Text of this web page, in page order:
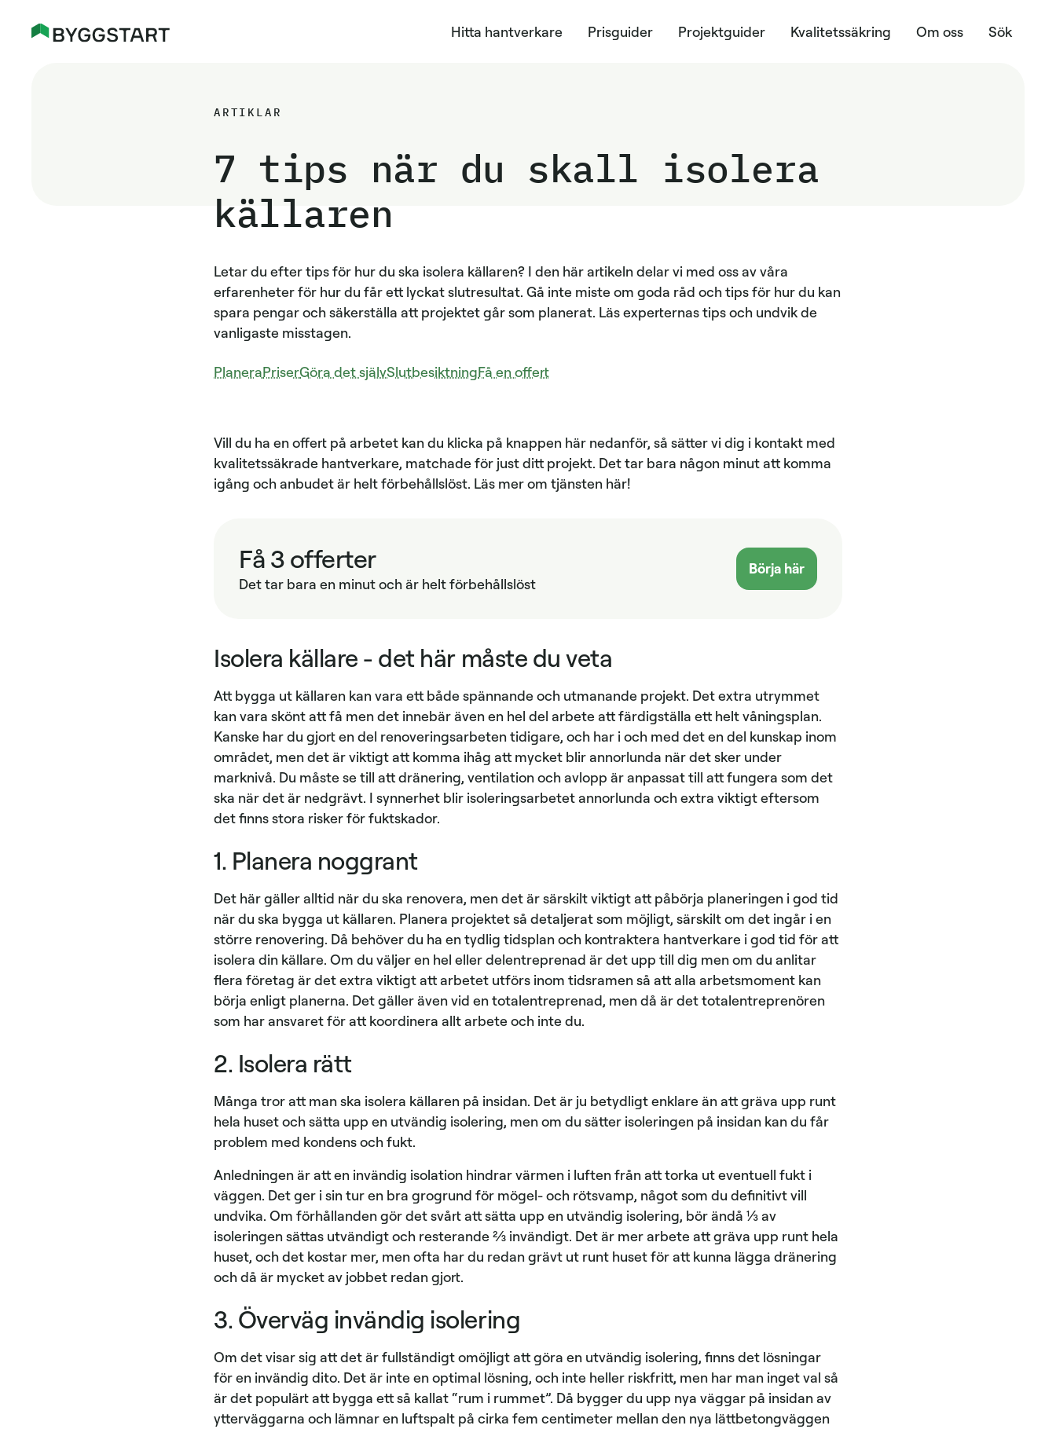
Hitta hantverkare Prisguider Projektguider Kvalitetssäkring Om oss Sök
ARTIKLAR
7 tips när du skall isolera
källaren
Letar du efter tips för hur du ska isolera källaren? I den här artikeln delar vi med oss av våra
erfarenheter för hur du får ett lyckat slutresultat. Gå inte miste om goda råd och tips för hur du kan
spara pengar och säkerställa att projektet går som planerat. Läs experternas tips och undvik de
vanligaste misstagen.
PlaneraPriserGöra det självSlutbesiktningFå en offert
Vill du ha en offert på arbetet kan du klicka på knappen här nedanför, så sätter vi dig i kontakt med
kvalitetssäkrade hantverkare, matchade för just ditt projekt. Det tar bara någon minut att komma
igång och anbudet är helt förbehållslöst. Läs mer om tjänsten här!
Få 3 offerter
Det tar bara en minut och är helt förbehållslöst
Börja här
Isolera källare - det här måste du veta
Att bygga ut källaren kan vara ett både spännande och utmanande projekt. Det extra utrymmet
kan vara skönt att få men det innebär även en hel del arbete att färdigställa ett helt våningsplan.
Kanske har du gjort en del renoveringsarbeten tidigare, och har i och med det en del kunskap inom
området, men det är viktigt att komma ihåg att mycket blir annorlunda när det sker under
marknivå. Du måste se till att dränering, ventilation och avlopp är anpassat till att fungera som det
ska när det är nedgrävt. I synnerhet blir isoleringsarbetet annorlunda och extra viktigt eftersom
det finns stora risker för fuktskador.
1. Planera noggrant
Det här gäller alltid när du ska renovera, men det är särskilt viktigt att påbörja planeringen i god tid
när du ska bygga ut källaren. Planera projektet så detaljerat som möjligt, särskilt om det ingår i en
större renovering. Då behöver du ha en tydlig tidsplan och kontraktera hantverkare i god tid för att
isolera din källare. Om du väljer en hel eller delentreprenad är det upp till dig men om du anlitar
flera företag är det extra viktigt att arbetet utförs inom tidsramen så att alla arbetsmoment kan
börja enligt planerna. Det gäller även vid en totalentreprenad, men då är det totalentreprenören
som har ansvaret för att koordinera allt arbete och inte du.
2. Isolera rätt
Många tror att man ska isolera källaren på insidan. Det är ju betydligt enklare än att gräva upp runt
hela huset och sätta upp en utvändig isolering, men om du sätter isoleringen på insidan kan du får
problem med kondens och fukt.
Anledningen är att en invändig isolation hindrar värmen i luften från att torka ut eventuell fukt i
väggen. Det ger i sin tur en bra grogrund för mögel- och rötsvamp, något som du definitivt vill
undvika. Om förhållanden gör det svårt att sätta upp en utvändig isolering, bör ändå ⅓ av
isoleringen sättas utvändigt och resterande ⅔ invändigt. Det är mer arbete att gräva upp runt hela
huset, och det kostar mer, men ofta har du redan grävt ut runt huset för att kunna lägga dränering
och då är mycket av jobbet redan gjort.
3. Överväg invändig isolering
Om det visar sig att det är fullständigt omöjligt att göra en utvändig isolering, finns det lösningar
för en invändig dito. Det är inte en optimal lösning, och inte heller riskfritt, men har man inget val så
är det populärt att bygga ett så kallat “rum i rummet”. Då bygger du upp nya väggar på insidan av
ytterväggarna och lämnar en luftspalt på cirka fem centimeter mellan den nya lättbetongväggen